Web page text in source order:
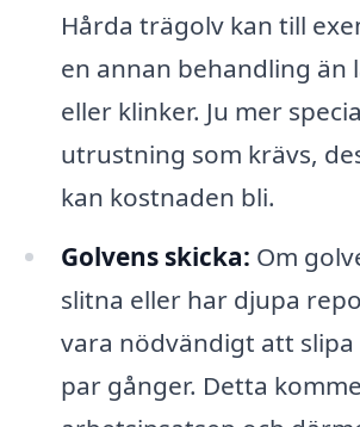
Hårda trägolv kan till
en annan behandling än
eller klinker. Ju mer
utrustning som krävs,
kan kostnaden bli.
Golvens skicka: Om
slitna eller har djupa
vara nödvändigt att
par gånger. Detta